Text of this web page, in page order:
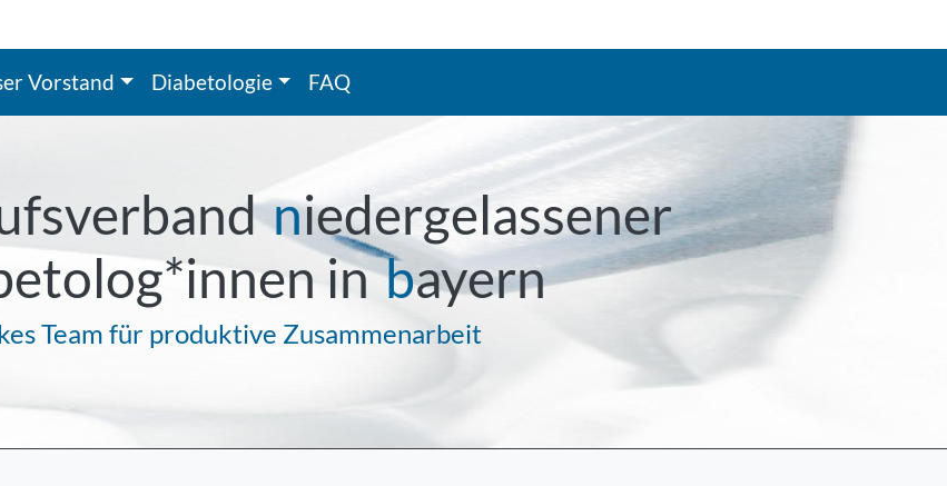
Vorstand Diabetologie FAQ
niedergelassener
inbayern
Team für produktive Zusammenarbeit